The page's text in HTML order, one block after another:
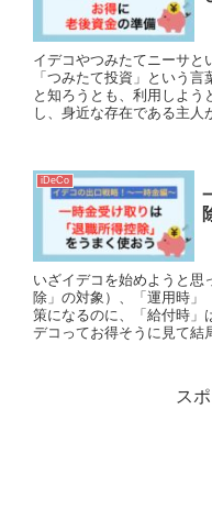
イデコやつみたてニーサと
「つみたて投資」という言
と知ろうとも、利用しよ
し、身近な存在である主人
iDeCo
いざイデコを始めようと思
除」の対象）、「運用時」
策になるのに、「給付時」
デコってお得そうに見て結
ス